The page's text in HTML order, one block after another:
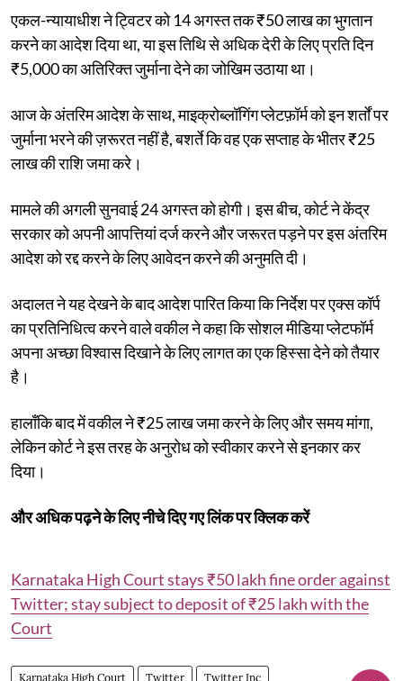
एकल-न्यायाधीश ने ट्विटर को 14 अगस्त तक ₹50 लाख का भुगतान
करने का आदेश दिया था, या इस तिथि से अधिक देरी के लिए प्रति दिन
₹5,000 का अतिरिक्त जुर्माना देने का जोखिम उठाया था।
आज के अंतरिम आदेश के साथ, माइक्रोब्लॉगिंग प्लेटफ़ॉर्म को इन शर्तों पर
जुर्माना भरने की ज़रूरत नहीं है, बशर्ते कि वह एक सप्ताह के भीतर ₹25
लाख की राशि जमा करे।
मामले की अगली सुनवाई 24 अगस्त को होगी। इस बीच, कोर्ट ने केंद्र
सरकार को अपनी आपत्तियां दर्ज करने और जरूरत पड़ने पर इस अंतरिम
आदेश को रद्द करने के लिए आवेदन करने की अनुमति दी।
अदालत ने यह देखने के बाद आदेश पारित किया कि निर्देश पर एक्स कॉर्प
का प्रतिनिधित्व करने वाले वकील ने कहा कि सोशल मीडिया प्लेटफॉर्म
अपना अच्छा विश्वास दिखाने के लिए लागत का एक हिस्सा देने को तैयार
है।
हालाँकि बाद में वकील ने ₹25 लाख जमा करने के लिए और समय मांगा,
लेकिन कोर्ट ने इस तरह के अनुरोध को स्वीकार करने से इनकार कर
दिया।
और अधिक पढ़ने के लिए नीचे दिए गए लिंक पर क्लिक करें
Karnataka High Court stays ₹50 lakh fine order against
Twitter; stay subject to deposit of ₹25 lakh with the
Court
Karnataka High Court Twitter Twitter Inc